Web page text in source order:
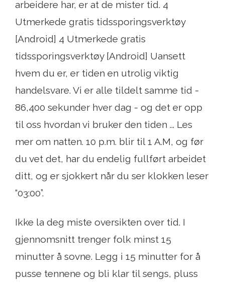
arbeidere har, er at de mister tid. 4
Utmerkede gratis tidssporingsverktøy
[Android] 4 Utmerkede gratis
tidssporingsverktøy [Android] Uansett
hvem du er, er tiden en utrolig viktig
handelsvare. Vi er alle tildelt samme tid -
86,400 sekunder hver dag - og det er opp
til oss hvordan vi bruker den tiden ... Les
mer om natten. 10 p.m. blir til 1 A.M, og før
du vet det, har du endelig fullført arbeidet
ditt, og er sjokkert når du ser klokken leser
“03:00”.
Ikke la deg miste oversikten over tid. I
gjennomsnitt trenger folk minst 15
minutter å sovne. Legg i 15 minutter for å
pusse tennene og bli klar til sengs, pluss